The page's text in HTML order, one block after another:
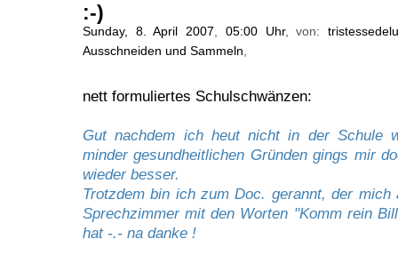
:-)
Sunday, 8. April 2007, 05:00 Uhr, von:
Ausschneiden und Sammeln,
nett formuliertes Schulschwänzen:
Gut nachdem ich heut nicht in der Schule
minder gesundheitlichen Gründen gings mir
wieder besser.
Trotzdem bin ich zum Doc. gerannt, der mich
Sprechzimmer mit den Worten "Komm rein
hat -.- na danke !